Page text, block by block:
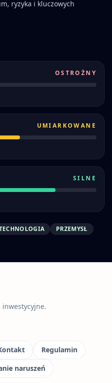
ryzyka i kluczowych
OSTROŻNY
UMIARKOWANE
SILNE
PRZEMYSŁ
inwestycyjne.
Regulamin
naruszeń